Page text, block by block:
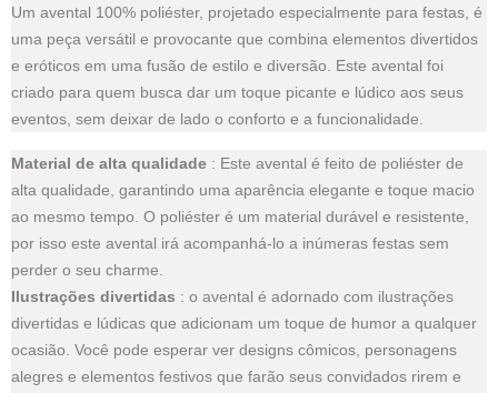
Um avental 100% poliéster, projetado especialmente para festas, é
uma peça versátil e provocante que combina elementos divertidos
e eróticos em uma fusão de estilo e diversão. Este avental foi
criado para quem busca dar um toque picante e lúdico aos seus
eventos, sem deixar de lado o conforto e a funcionalidade.
Material de alta qualidade : Este avental é feito de poliéster de
alta qualidade, garantindo uma aparência elegante e toque macio
ao mesmo tempo. O poliéster é um material durável e resistente,
por isso este avental irá acompanhá-lo a inúmeras festas sem
perder o seu charme.
Ilustrações divertidas : o avental é adornado com ilustrações
divertidas e lúdicas que adicionam um toque de humor a qualquer
ocasião. Você pode esperar ver designs cômicos, personagens
alegres e elementos festivos que farão seus convidados rirem e